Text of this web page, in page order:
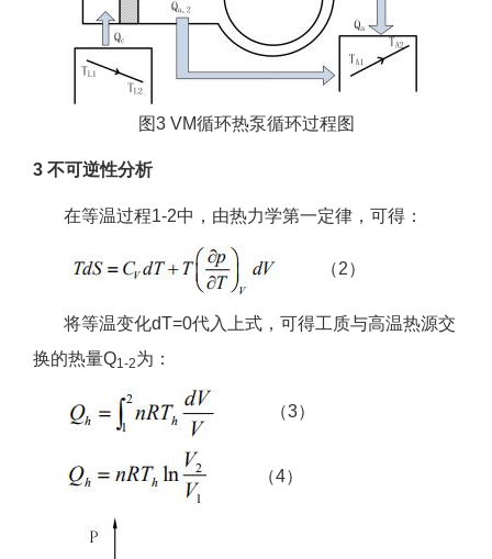
图3 VM循环热泵循环过程图
3 不可逆性分析
在等温过程1-2中，由热力学第一定律，可得：
（2）
将等温变化dT=0代入上式，可得工质与高温热源交
换的热量Q1-2为：
（3）
（4）